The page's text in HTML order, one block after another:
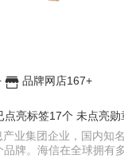
品牌网店167+
点亮标签17个 未点亮勋
业集团企业，国内知
牌。海信在全球拥有